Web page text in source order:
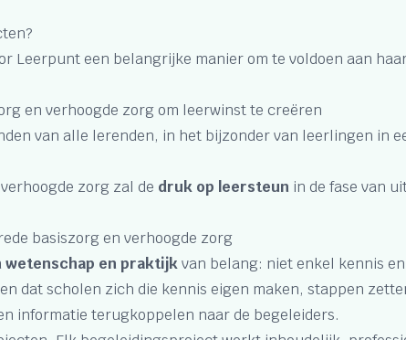
Leerpunt een belangrijke manier om te voldoen aan
en verhoogde zorg om leerwinst te creëren
van alle lerenden, in het bijzonder van leerlingen in
zorg zal de druk op leersteun in de fase van
basiszorg en verhoogde zorg
wetenschap en praktijkvan belang: niet enkel kennis
dat scholen zich die kennis eigen maken, stappen
informatie terugkoppelen naar de begeleiders.